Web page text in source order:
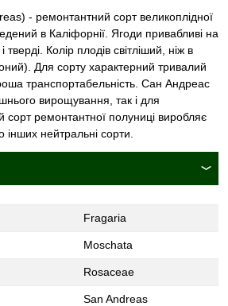
- ремонтантний сорт великоплідної
в Каліфорнії. Ягоди привабливі на
тверді. Колір плодів світліший, ніж в
Для сорту характерний тривалий
транспортабельність. Сан Андреас
вирощування, так і для
сорт ремонтантної полуниці виробляє
інших нейтральні сорти.
Fragaria
Moschata
Rosaceae
San Andreas